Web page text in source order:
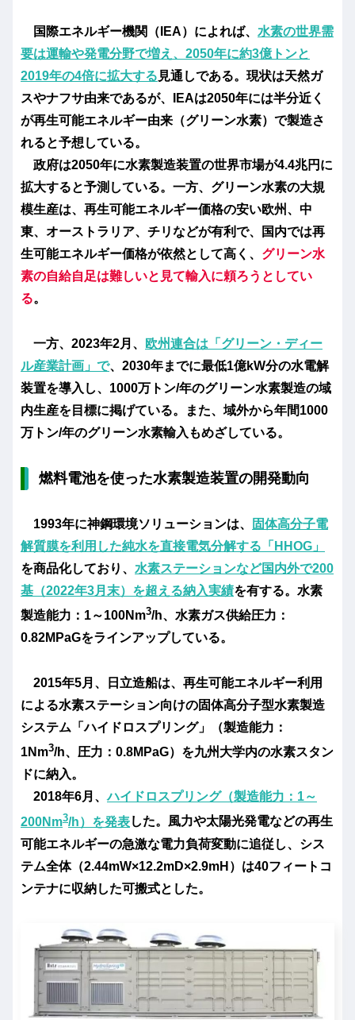
国際エネルギー機関（IEA）によれば、 水素の世界需
要は運輸や発電分野で増え、2050年に約3億トンと
2019年の4倍に拡大する 見通しである。現状は天然ガ
スやナフサ由来であるが、IEAは2050年には半分近く
が再生可能エネルギー由来（グリーン水素）で製造さ
れると予想している。
政府は2050年に水素製造装置の世界市場が4.4兆円に
拡大すると予測している。一方、グリーン水素の大規
模生産は、再生可能エネルギー価格の安い欧州、中
東、オーストラリア、チリなどが有利で、国内では再
生可能エネルギー価格が依然として高く、 グリーン水
素の自給自足は難しいと見て輸入に頼ろうとしてい
る。
一方、2023年2月、
欧州連合は「グリーン・ディー
ル産業計画」で、2030年までに最低1億kW分の水電解
装置を導入し、1000万トン/年のグリーン水素製造の域
内生産を目標に掲げている。また、域外から年間1000
万トン/年のグリーン水素輸入もめざしている。
燃料電池を使った水素製造装置の開発動向
1993年に神鋼環境ソリューションは、
固体高分子電
解質膜を利用した純水を直接電気分解する「HHOG」
を商品化しており、 水素ステーションなど国内外で200
基（2022年3月末）を超える納入実績を有する。水素
製造能力：1～100Nm3/h、水素ガス供給圧力：
0.82MPaGをラインアップしている。
2015年5月、日立造船は、再生可能エネルギー利用
による水素ステーション向けの固体高分子型水素製造
システム「ハイドロスプリング」（製造能力：
1Nm3/h、圧力：0.8MPaG）を九州大学内の水素スタン
ドに納入。
2018年6月、ハイドロスプリング（製造能力：1～
200Nm3/h）を発表した。風力や太陽光発電などの再生
可能エネルギーの急激な電力負荷変動に追従し、シス
テム全体（2.44mW×12.2mD×2.9mH）は40フィートコ
ンテナに収納した可搬式とした。